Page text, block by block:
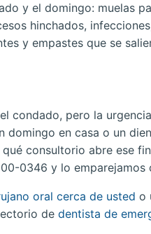
y el domingo: muelas
hinchados,
y empastes que se
condado, pero la
domingo en casa o un
consultorio abre ese
0346 y lo emparejamos
oral cerca de usted o
de dentista de